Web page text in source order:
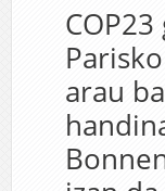
arau